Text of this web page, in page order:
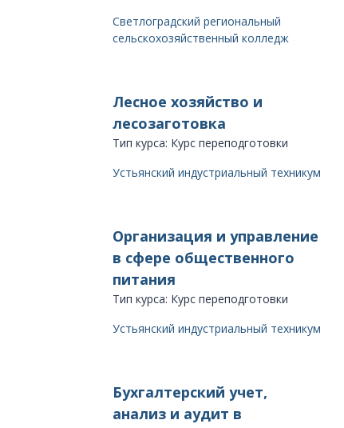
Светлоградский региональный
сельскохозяйственный колледж
Лесное хозяйство и
лесозаготовка
Тип курса: Курс переподготовки
Устьянский индустриальный техникум
Организация и управление
в сфере общественного
питания
Тип курса: Курс переподготовки
Устьянский индустриальный техникум
Бухгалтерский учет,
анализ и аудит в